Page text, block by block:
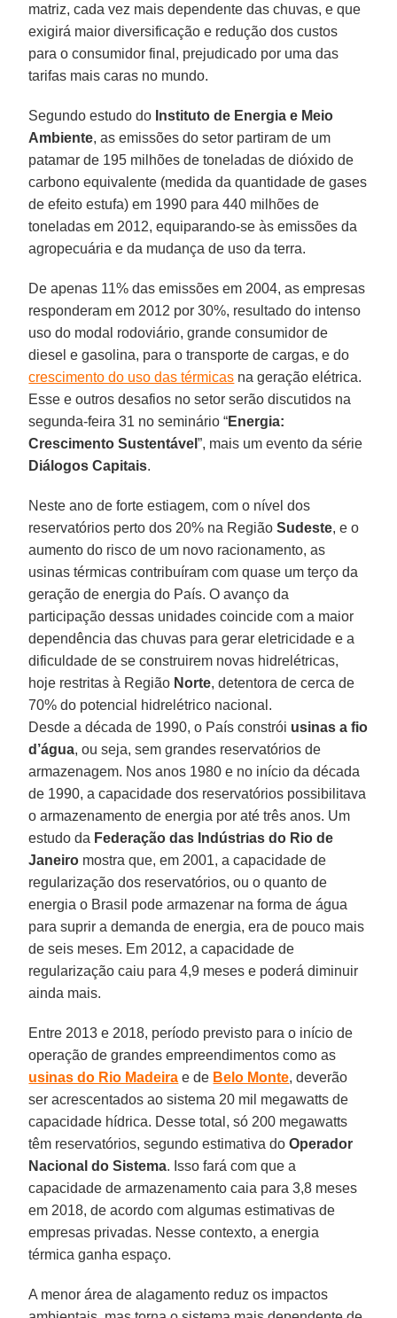
matriz, cada vez mais dependente das chuvas, e que
exigirá maior diversificação e redução dos custos
para o consumidor final, prejudicado por uma das
tarifas mais caras no mundo.
Segundo estudo do Instituto de Energia e Meio
Ambiente, as emissões do setor partiram de um
patamar de 195 milhões de toneladas de dióxido de
carbono equivalente (medida da quantidade de gases
de efeito estufa) em 1990 para 440 milhões de
toneladas em 2012, equiparando-se às emissões da
agropecuária e da mudança de uso da terra.
De apenas 11% das emissões em 2004, as empresas
responderam em 2012 por 30%, resultado do intenso
uso do modal rodoviário, grande consumidor de
diesel e gasolina, para o transporte de cargas, e do
crescimento do uso das térmicas na geração elétrica.
Esse e outros desafios no setor serão discutidos na
segunda-feira 31 no seminário “Energia:
Crescimento Sustentável”, mais um evento da série
Diálogos Capitais.
Neste ano de forte estiagem, com o nível dos
reservatórios perto dos 20% na Região Sudeste, e o
aumento do risco de um novo racionamento, as
usinas térmicas contribuíram com quase um terço da
geração de energia do País. O avanço da
participação dessas unidades coincide com a maior
dependência das chuvas para gerar eletricidade e a
dificuldade de se construirem novas hidrelétricas,
hoje restritas à Região Norte, detentora de cerca de
70% do potencial hidrelétrico nacional.
Desde a década de 1990, o País constrói usinas a fio
d’água, ou seja, sem grandes reservatórios de
armazenagem. Nos anos 1980 e no início da década
de 1990, a capacidade dos reservatórios possibilitava
o armazenamento de energia por até três anos. Um
estudo da Federação das Indústrias do Rio de
Janeiro mostra que, em 2001, a capacidade de
regularização dos reservatórios, ou o quanto de
energia o Brasil pode armazenar na forma de água
para suprir a demanda de energia, era de pouco mais
de seis meses. Em 2012, a capacidade de
regularização caiu para 4,9 meses e poderá diminuir
ainda mais.
Entre 2013 e 2018, período previsto para o início de
operação de grandes empreendimentos como as
usinas do Rio Madeira e de Belo Monte, deverão
ser acrescentados ao sistema 20 mil megawatts de
capacidade hídrica. Desse total, só 200 megawatts
têm reservatórios, segundo estimativa doOperador
Nacional do Sistema. Isso fará com que a
capacidade de armazenamento caia para 3,8 meses
em 2018, de acordo com algumas estimativas de
empresas privadas. Nesse contexto, a energia
térmica ganha espaço.
A menor área de alagamento reduz os impactos